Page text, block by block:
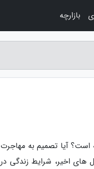
است؟ آیا تصمیم به مهاجرت
اخیر، شرایط زندگی در
بازارچه